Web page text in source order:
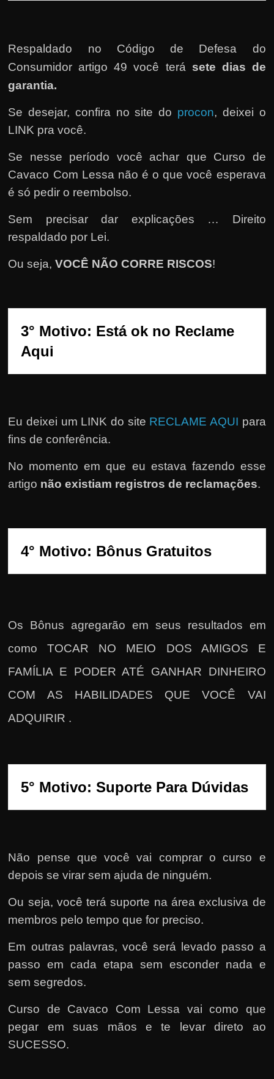
d
i
n
i
r
o
n
i
n
t
n
M
c
o
m
o
Respaldado no Código de Defesa do
Consumidor artigo 49 você terá sete dias de
garantia.
Se desejar, confira no site do procon, deixei o
LINK pra você.
Se nesse período você achar que Curso de
Cavaco Com Lessa não é o que você esperava
é só pedir o reembolso.
Sem precisar dar explicações … Direito
respaldado por Lei.
Ou seja,VOCÊ NÃO CORRE RISCOS!
3° Motivo: Está ok no Reclame
Aqui
Eu deixei um LINK do site RECLAME AQUI para
fins de conferência.
No momento em que eu estava fazendo esse
artigo não existiam registros de reclamações.
Os Bônus agregarão em seus resultados em
como TOCAR NO MEIO DOS AMIGOS E
FAMÍLIA E PODER ATÉ GANHAR DINHEIRO
COM AS HABILIDADES QUE VOCÊ VAI
ADQUIRIR .
5° Motivo: Suporte Para Dúvidas
Não pense que você vai comprar o curso e
depois se virar sem ajuda de ninguém.
Ou seja, você terá suporte na área exclusiva de
membros pelo tempo que for preciso.
Em outras palavras, você será levado passo a
passo em cada etapa sem esconder nada e
sem segredos.
Curso de Cavaco Com Lessa vai como que
pegar em suas mãos e te levar direto ao
SUCESSO.